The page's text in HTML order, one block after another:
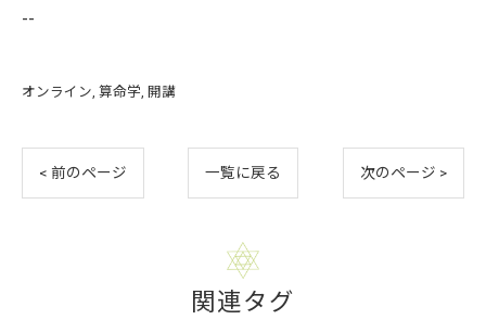
--
オンライン 算命学 開講
< 前のページ 一覧に戻る 次のページ >
関連タグ